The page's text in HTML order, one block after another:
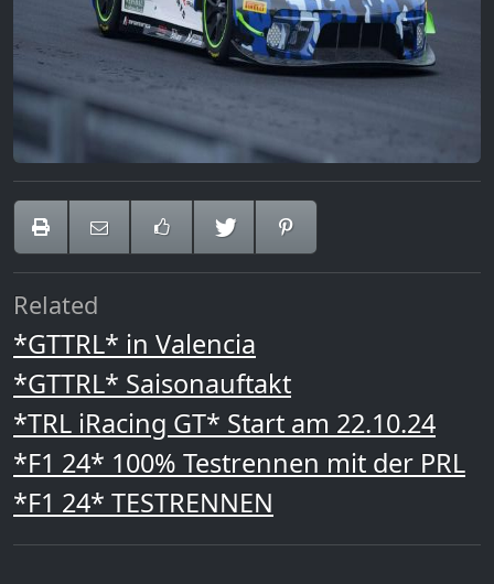
Related
*GTTRL* in Valencia
*GTTRL* Saisonauftakt
*TRL iRacing GT* Start am 22.10.24
*F1 24* 100% Testrennen mit der PRL
*F1 24* TESTRENNEN